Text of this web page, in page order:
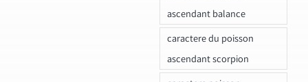
ascendant balance
caractere du poisson
ascendant scorpion